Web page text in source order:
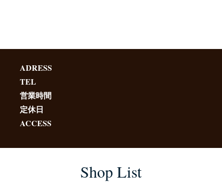
ADRESS
TEL
営業時間
定休日
ACCESS
Shop List